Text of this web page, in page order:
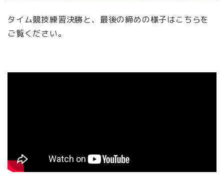
タイム競技練習決勝と、最後の締めの様子はこちらを
ご覧ください。